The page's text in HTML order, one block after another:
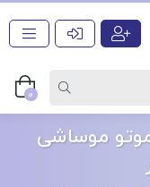
0
موساشی